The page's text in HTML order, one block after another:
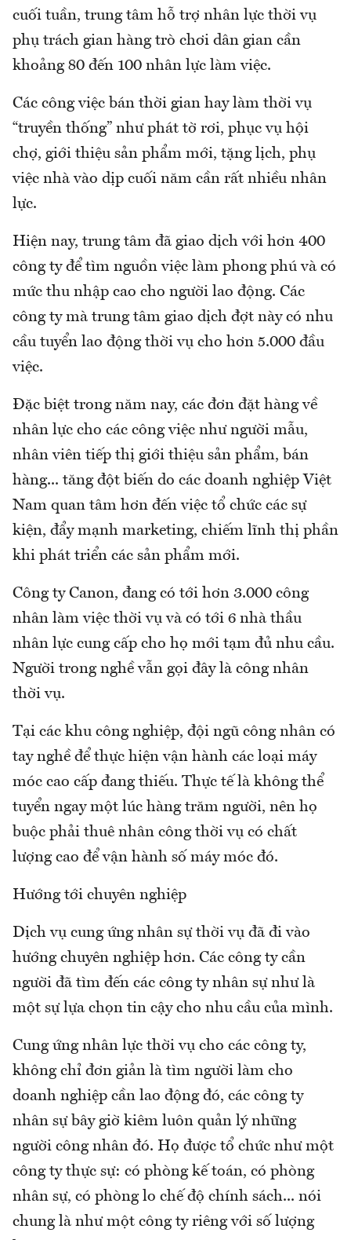
cuối tuần, trung tâm hỗ trợ nhân lực thời vụ
phụ trách gian hàng trò chơi dân gian cần
khoảng 80 đến 100 nhân lực làm việc.
Các công việc bán thời gian hay làm thời vụ
“truyền thống” như phát tờ rơi, phục vụ hội
chợ, giới thiệu sản phẩm mới, tặng lịch, phụ
việc nhà vào dịp cuối năm cần rất nhiều nhân
lực.
Hiện nay, trung tâm đã giao dịch với hơn 400
công ty để tìm nguồn việc làm phong phú và có
mức thu nhập cao cho người lao động. Các
công ty mà trung tâm giao dịch đợt này có nhu
cầu tuyển lao động thời vụ cho hơn 5.000 đầu
việc.
Đặc biệt trong năm nay, các đơn đặt hàng về
nhân lực cho các công việc như người mẫu,
nhân viên tiếp thị giới thiệu sản phẩm, bán
hàng... tăng đột biến do các doanh nghiệp Việt
Nam quan tâm hơn đến việc tổ chức các sự
kiện, đẩy mạnh marketing, chiếm lĩnh thị phần
khi phát triển các sản phẩm mới.
Công ty Canon, đang có tới hơn 3.000 công
nhân làm việc thời vụ và có tới 6 nhà thầu
nhân lực cung cấp cho họ mới tạm đủ nhu cầu.
Người trong nghề vẫn gọi đây là công nhân
thời vụ.
Tại các khu công nghiệp, đội ngũ công nhân có
tay nghề để thực hiện vận hành các loại máy
móc cao cấp đang thiếu. Thực tế là không thể
tuyển ngay một lúc hàng trăm người, nên họ
buộc phải thuê nhân công thời vụ có chất
lượng cao để vận hành số máy móc đó.
Hướng tới chuyên nghiệp
Dịch vụ cung ứng nhân sự thời vụ đã đi vào
hướng chuyên nghiệp hơn. Các công ty cần
người đã tìm đến các công ty nhân sự như là
một sự lựa chọn tin cậy cho nhu cầu của mình.
Cung ứng nhân lực thời vụ cho các công ty,
không chỉ đơn giản là tìm người làm cho
doanh nghiệp cần lao động đó, các công ty
nhân sự bây giờ kiêm luôn quản lý những
người công nhân đó. Họ được tổ chức như một
công ty thực sự: có phòng kế toán, có phòng
nhân sự, có phòng lo chế độ chính sách... nói
chung là như một công ty riêng với số lượng